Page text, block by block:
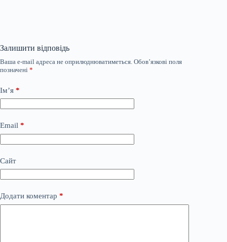
Залишити відповідь
Ваша e-mail адреса не оприлюднюватиметься. Обов’язкові поля
позначені *
Ім’я *
Email *
Сайт
Додати коментар *